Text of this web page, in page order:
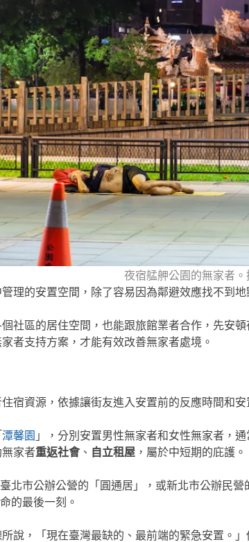
夜宿艋舺公園的無家者
理的安置空間，除了容易因為鄰避效應找不到
社區的居住空間，也能跟旅館業者合作，先安
者支持方案，才能有效改善無家者處境。
宿資源，依據讓街友進入安置前的反應時間和安
潭馨園 」，分別安置男性無家者和女性無家者，
家者重返社會、 自立租屋 ，屬於中短期的庇護。
北市公辦公營的「圓通居」，或新北市公辦民營
的最後一刻。
說，「現在臺灣最缺的、最前端的緊急安置。